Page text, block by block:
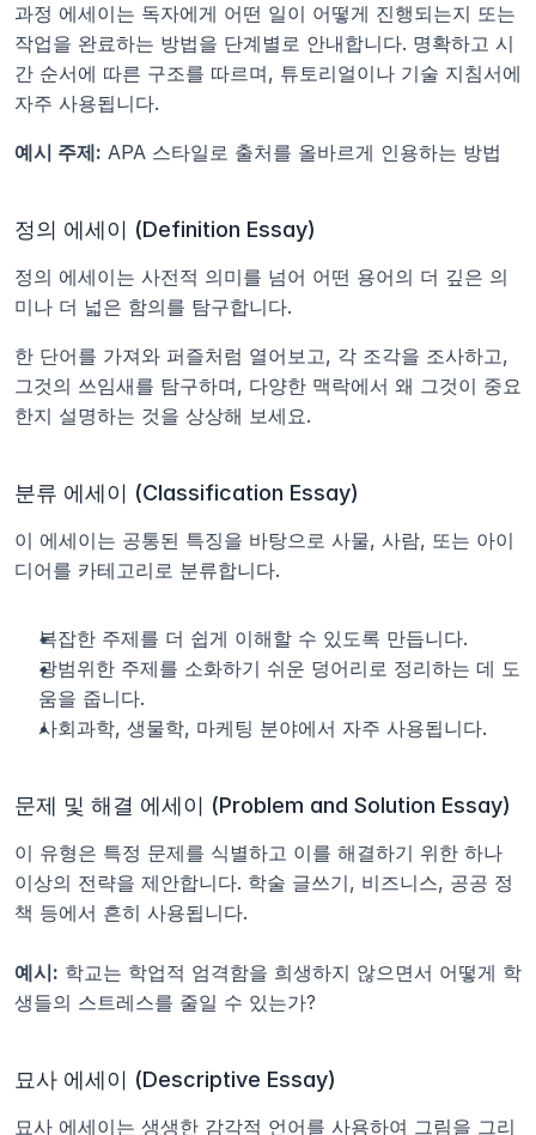
과정 에세이는 독자에게 어떤 일이 어떻게 진행되는지 또는
작업을 완료하는 방법을 단계별로 안내합니다. 명확하고 시
간 순서에 따른 구조를 따르며, 튜토리얼이나 기술 지침서에
자주 사용됩니다.
예시 주제: APA 스타일로 출처를 올바르게 인용하는 방법
정의 에세이 (Definition Essay)
정의 에세이는 사전적 의미를 넘어 어떤 용어의 더 깊은 의
미나 더 넓은 함의를 탐구합니다.
한 단어를 가져와 퍼즐처럼 열어보고, 각 조각을 조사하고,
그것의 쓰임새를 탐구하며, 다양한 맥락에서 왜 그것이 중요
한지 설명하는 것을 상상해 보세요.
분류 에세이 (Classification Essay)
이 에세이는 공통된 특징을 바탕으로 사물, 사람, 또는 아이
디어를 카테고리로 분류합니다.
복잡한 주제를 더 쉽게 이해할 수 있도록 만듭니다.
광범위한 주제를 소화하기 쉬운 덩어리로 정리하는 데 도
움을 줍니다.
사회과학, 생물학, 마케팅 분야에서 자주 사용됩니다.
문제 및 해결 에세이 (Problem and Solution Essay)
이 유형은 특정 문제를 식별하고 이를 해결하기 위한 하나
이상의 전략을 제안합니다. 학술 글쓰기, 비즈니스, 공공 정
책 등에서 흔히 사용됩니다.
예시: 학교는 학업적 엄격함을 희생하지 않으면서 어떻게 학
생들의 스트레스를 줄일 수 있는가?
묘사 에세이 (Descriptive Essay)
묘사 에세이는 생생한 감각적 언어를 사용하여 그림을 그리